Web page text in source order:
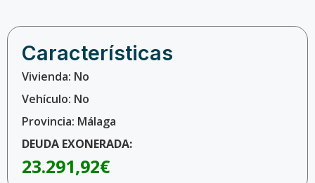
Características
Vivienda: No
Vehículo: No
Provincia: Málaga
DEUDA EXONERADA:
23.291,92€